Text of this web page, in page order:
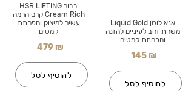
בבור HSR LIFTING
Cream Rich קרם הרמה
עשיר למיצוק והפחתת
קמטים
479 ₪
להוסיף לסל
אנא לוטן Liquid Gold
משחת זהב לעיניים להזנה
והפחתת קמטים
145 ₪
להוסיף לסל